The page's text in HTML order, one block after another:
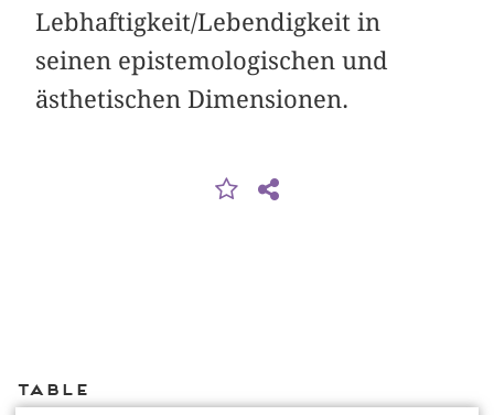
Lebhaftigkeit/Lebendigkeit in
seinen epistemologischen und
ästhetischen Dimensionen.
Table